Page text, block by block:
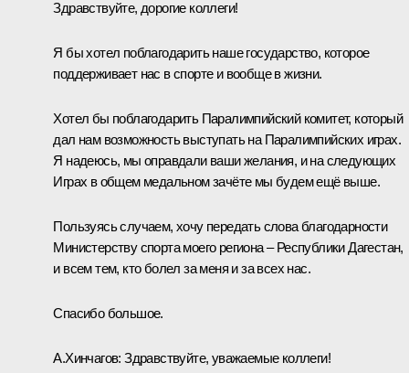
Здравствуйте, дорогие коллеги!
Я бы хотел поблагодарить наше государство, которое
поддерживает нас в спорте и вообще в жизни.
Хотел бы поблагодарить Паралимпийский комитет, который
дал нам возможность выступать на Паралимпийских играх.
Я надеюсь, мы оправдали ваши желания, и на следующих
Играх в общем медальном зачёте мы будем ещё выше.
Пользуясь случаем, хочу передать слова благодарности
Министерству спорта моего региона – Республики Дагестан,
и всем тем, кто болел за меня и за всех нас.
Спасибо большое.
А.Хинчагов:Здравствуйте, уважаемые коллеги!